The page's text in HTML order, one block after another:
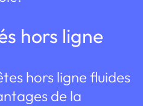
hors ligne
hors ligne fluides
de la